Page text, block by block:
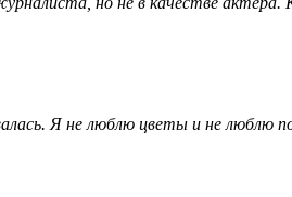
Я не люблю цветы и не люблю